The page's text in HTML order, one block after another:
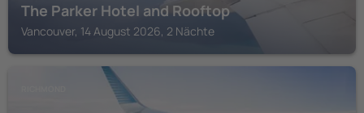
The Parker Hotel and Rooftop
Vancouver, 14 August 2026, 2 Nächte